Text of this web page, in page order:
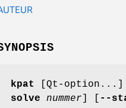
kpat [Qt-option...]
solve nummer --